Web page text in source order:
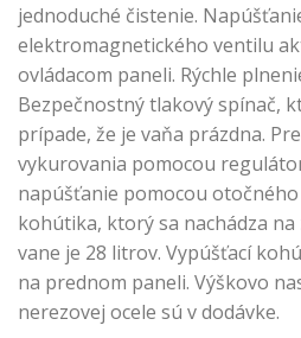
jednoduché čistenie.
elektromagnetického ventilu
ovládacom paneli. Rýchle
Bezpečnostný tlakový spínač,
prípade, že je vaňa prázdna.
vykurovania pomocou
napúšťanie pomocou
kohútika, ktorý sa nachádza na
vane je 28 litrov. Vypúšťací
na prednom paneli. Výškovo
nerezovej ocele sú v dodávke.